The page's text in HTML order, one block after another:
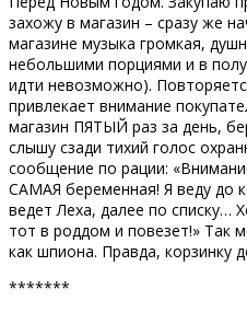
захожу в магазин – сразу же
магазине музыка громкая,
небольшими порциями и в
идти невозможно).
привлекает внимание
магазин ПЯТЫЙ раз за день,
слышу сзади тихий голос
сообщение по рации:
САМАЯ беременная! Я веду до
ведет Леха, далее по списку…
тот в роддом и повезет!» Так
как шпиона. Правда, корзинку
*******